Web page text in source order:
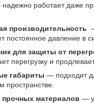
работает даже
производительность
постоянное давление в
для защиты от
перегрузку и
габариты — подходит
пространстве.
прочных материалов —